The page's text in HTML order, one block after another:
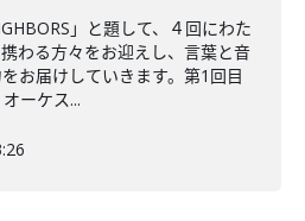
」と題して、４回にわた
わる方々をお迎えし、言葉と音
お届けしていきます。第1回目
ーケス...